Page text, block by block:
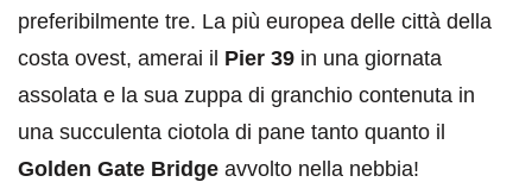
preferibilmente tre. La più europea delle città della
costa ovest, amerai il Pier 39 in una giornata
assolata e la sua zuppa di granchio contenuta in
una succulenta ciotola di pane tanto quanto il
Golden Gate Bridge avvolto nella nebbia!